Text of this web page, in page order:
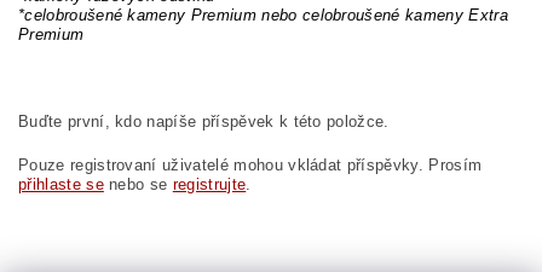
*celobroušené kameny Premium nebo celobroušené kameny Extra
Premium
Buďte první, kdo napíše příspěvek k této položce.
Pouze registrovaní uživatelé mohou vkládat příspěvky. Prosím
přihlaste senebo se registrujte.